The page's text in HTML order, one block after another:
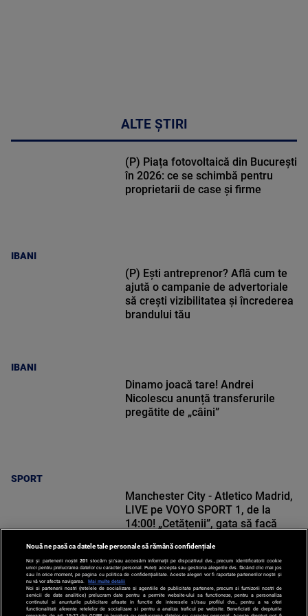
ALTE ȘTIRI
IBANI
(P) Piața fotovoltaică din București
în 2026: ce se schimbă pentru
proprietarii de case și firme
IBANI
(P) Ești antreprenor? Află cum te
ajută o campanie de advertoriale
să crești vizibilitatea și încrederea
brandului tău
SPORT
Dinamo joacă tare! Andrei
Nicolescu anunță transferurile
pregătite de „câini”
SPORT
Manchester City - Atletico Madrid,
LIVE pe VOYO SPORT 1, de la
14:00! „Cetățenii”, gata să facă
Nouă ne pasă ca datele tale personale să rămână confidențiale
Noi și partenerii noștri 201 stocăm și/sau accesăm informații pe dispozitivul dvs., precum identificatorii cookie
unici pentru prelucrarea datelor cu caracter personal. Puteți accepta sau gestiona alegerile dvs. făcând clic mai jos
sau în orice moment, pe pagina cu politica de confidențialitate. Aceste alegeri vor fi raportate partenerilor noștri și
nu vă vor afecta navigarea.
Mai multe detalii
Noi si partenerii nostri (retelele de socializare si agentiile de publicitate partenere, precum si furnizorii nostri de
servicii de date analitice) prelucram date pentru a permite website-ului sa functioneze, pentru a personaliza
continutul si anunturile publicitare afisate in functie de interesele si/sau profilul dvs., pentru a va oferi
functionalitati aferente retelelor de socializare si pentru a analiza traficul pe website. Beneficiati de drepturile